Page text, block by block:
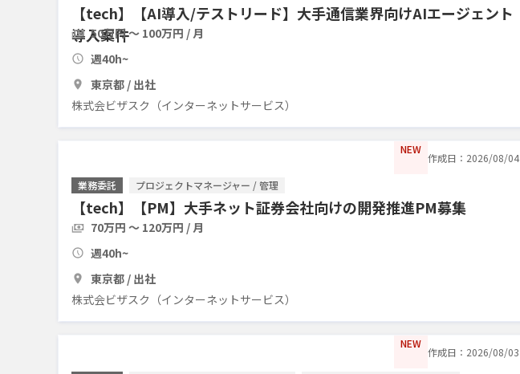
【tech】【AI導入/テストリード】大手通信業界向けAIエージェント
導入案件
50万円 〜 100万円 / 月
週40h~
東京都 / 出社
株式会ビザスク（インターネットサービス）
NEW
作成日：2026/08/04
業務委託
プロジェクトマネージャー / 管理
【tech】【PM】大手ネット証券会社向けの開発推進PM募集
70万円 〜 120万円 / 月
週40h~
東京都 / 出社
株式会ビザスク（インターネットサービス）
NEW
作成日：2026/08/03